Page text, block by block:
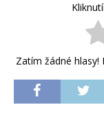
Zatím žádné